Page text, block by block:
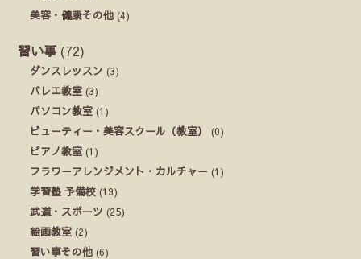
美容・健康その他 (4)
習い事 (72)
ダンスレッスン (3)
バレエ教室 (3)
パソコン教室 (1)
ビューティー・美容スクール（教室）
(0)
ピアノ教室 (1)
フラワーアレンジメント・カルチャー (1)
学習塾 予備校 (19)
武道・スポーツ (25)
絵画教室 (2)
習い事その他 (6)